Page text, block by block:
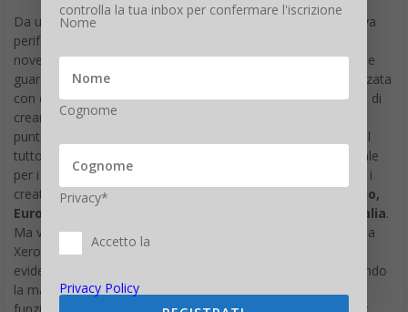
Da un certo punto di vista non ci stupisce il lancio della nuova
periferica avvenuta nel quartier generale Xerox lo scorso 23
novembre. Da un altro punto di vista lo stupore si impone, se
guardiamo alle caratteristiche qualitative della stampa realizzata
con questo piccolo, grande gioiellino. Phaser 7800 consente di
creare in modo rapido materiale pubblicitario, supporti per il
punto vendita, prototipi di packaging e materiale marketing il
tutto con colori brillanti e vivaci. “La nuova stampante è ideale
per i professionisti della comunicazione grafica, i fotografi e i
creativi di qualsiasi settore”, ha commentato
Daniele Puccio,
European Channel Group General Manager di Xerox Italia.
Ma vediamo un po’ di cosa è capace la nuova arrivata di casa
Xerox. Una risoluzione pari a 1200 x 2400 dpi in grado di
evidenziare dettagli di immagini, fotografie e grafici garantendo
la massima fedeltà del colore. Inoltre la presenza di una
controlla la tua inbox per confermare l'iscrizione
Nome
Cognome
Privacy*
Accetto la
Privacy Policy